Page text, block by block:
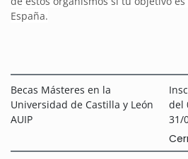
España.
Becas Másteres en la
Universidad de Castilla y León
AUIP
del
31/